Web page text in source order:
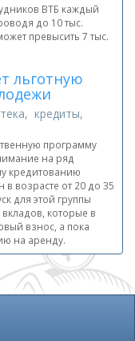
ВТБ каждый
до 10 тыс.
превысить 7 тыс.
льготную
кредиты,
программу
на ряд
кредитованию
возрасте от 20 до 35
для этой группы
которые в
взнос, а пока
на аренду.